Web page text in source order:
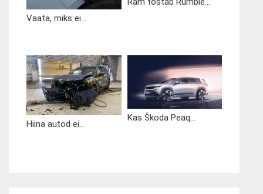
Vaata, miks ei...
Hiina autod ei...
Kas Škoda Peaq...